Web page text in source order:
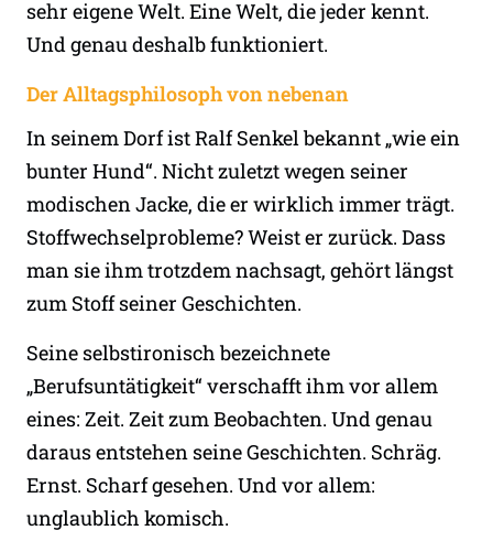
sehr eigene Welt. Eine Welt, die jeder kennt.
Und genau deshalb funktioniert.
Der Alltagsphilosoph von nebenan
In seinem Dorf ist Ralf Senkel bekannt „wie ein
bunter Hund“. Nicht zuletzt wegen seiner
modischen Jacke, die er wirklich immer trägt.
Stoffwechselprobleme? Weist er zurück. Dass
man sie ihm trotzdem nachsagt, gehört längst
zum Stoff seiner Geschichten.
Seine selbstironisch bezeichnete
„Berufsuntätigkeit“ verschafft ihm vor allem
eines: Zeit. Zeit zum Beobachten. Und genau
daraus entstehen seine Geschichten. Schräg.
Ernst. Scharf gesehen. Und vor allem:
unglaublich komisch.